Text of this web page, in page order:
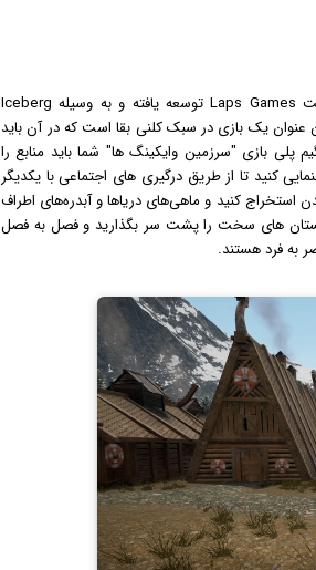
ویدئویی در سبک استراتژی است که توسط شرکت Laps Games توسعه یافته و به وسیله Iceberg
یک بازی در سبک کلنی بقا است که در آن باید
بازی "سرزمین وایکینگ ها" شما باید منابع را
کنید تا از طریق درگیری های اجتماعی با یکدیگر
کنید و ماهی‌های دریاها و آبدره‌های اطراف
های سخت را پشت سر بگذارید و فصل به فصل
به فرد هستند.